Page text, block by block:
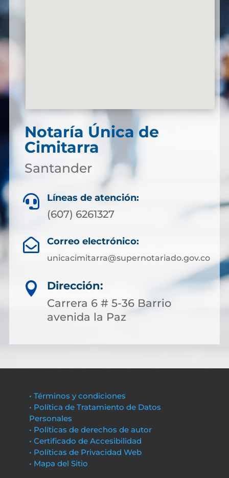
Notaría Única de
Cimitarra
Santander
 Líneas de atención:
(607) 6261327
 Correo electrónico:
unicacimitarra@supernotariado.gov.co

Dirección:
Carrera 6 # 5-36 Barrio
avenida la Paz
• Términos y condiciones
• Política de Tratamiento de Datos
Personales
• Políticas de derechos de autor
• Certificado de Accesibilidad
• Políticas de Privacidad Web
• Mapa del Sitio